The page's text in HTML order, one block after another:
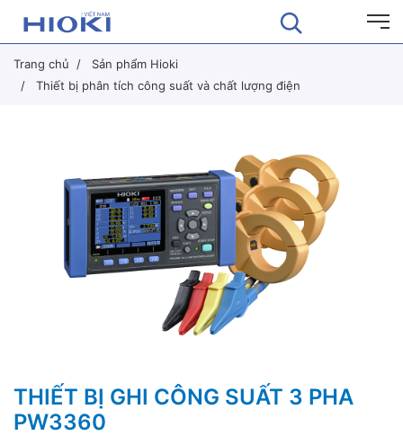
Trang chủ
Sản phẩm Hioki
Thiết bị phân tích công suất và chất lượng điện
THIẾT BỊ GHI CÔNG SUẤT 3 PHA
PW3360